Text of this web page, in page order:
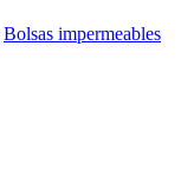
Bolsas impermeables